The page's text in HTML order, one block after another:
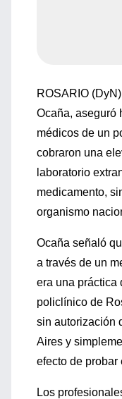
ROSARIO
Ocaña, aseguró
médicos de un
cobraron una
laboratorio
medicamento,
organismo
Ocaña señaló
a través de un
era una práctica
policlínico de
sin autorización
Aires y
efecto de probar
Los